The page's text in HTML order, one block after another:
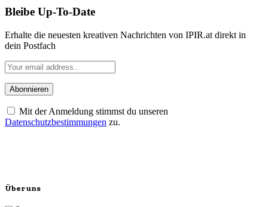
Bleibe Up-To-Date
Erhalte die neuesten kreativen Nachrichten von IPIR.at direkt in
dein Postfach
Mit der Anmeldung stimmst du unseren
Datenschutzbestimmungen zu.
Über uns